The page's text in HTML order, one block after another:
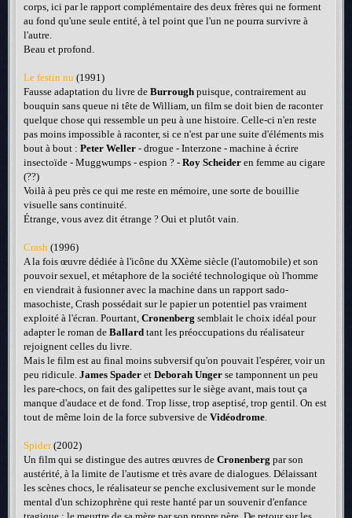
corps, ici par le rapport complémentaire des deux frères qui ne forment
au fond qu'une seule entité, à tel point que l'un ne pourra survivre à
l'autre.
Beau et profond.
Le festin nu (1991)
Fausse adaptation du livre de Burrough puisque, contrairement au
bouquin sans queue ni tête de William, un film se doit bien de raconter
quelque chose qui ressemble un peu à une histoire. Celle-ci n'en reste
pas moins impossible à raconter, si ce n'est par une suite d'éléments mis
bout à bout : Peter Weller - drogue - Interzone - machine à écrire
insectoïde - Muggwumps - espion ? - Roy Scheider en femme au cigare
(??)
Voilà à peu près ce qui me reste en mémoire, une sorte de bouillie
visuelle sans continuité.
Étrange, vous avez dit étrange ? Oui et plutôt vain.
Crash (1996)
A la fois œuvre dédiée à l'icône du XXème siècle (l'automobile) et son
pouvoir sexuel, et métaphore de la société technologique où l'homme
en viendrait à fusionner avec la machine dans un rapport sado-
masochiste, Crash possédait sur le papier un potentiel pas vraiment
exploité à l'écran. Pourtant, Cronenberg semblait le choix idéal pour
adapter le roman de Ballard tant les préoccupations du réalisateur
rejoignent celles du livre.
Mais le film est au final moins subversif qu'on pouvait l'espérer, voir un
peu ridicule. James Spader et Deborah Unger se tamponnent un peu
les pare-chocs, on fait des galipettes sur le siège avant, mais tout ça
manque d'audace et de fond. Trop lisse, trop aseptisé, trop gentil. On est
tout de même loin de la force subversive de Vidéodrome.
Spider(2002)
Un film qui se distingue des autres œuvres de Cronenberg par son
austérité, à la limite de l'autisme et très avare de dialogues. Délaissant
les scènes chocs, le réalisateur se penche exclusivement sur le monde
mental d'un schizophrène qui reste hanté par un souvenir d'enfance